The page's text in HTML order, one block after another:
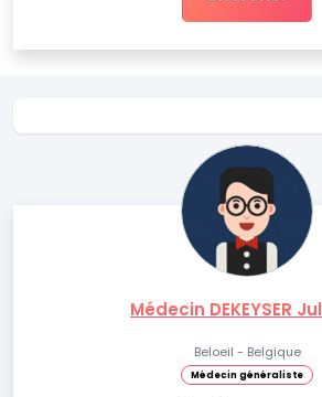
Médecin DEKEYSER
Beloeil - Belgique
Médecin généraliste